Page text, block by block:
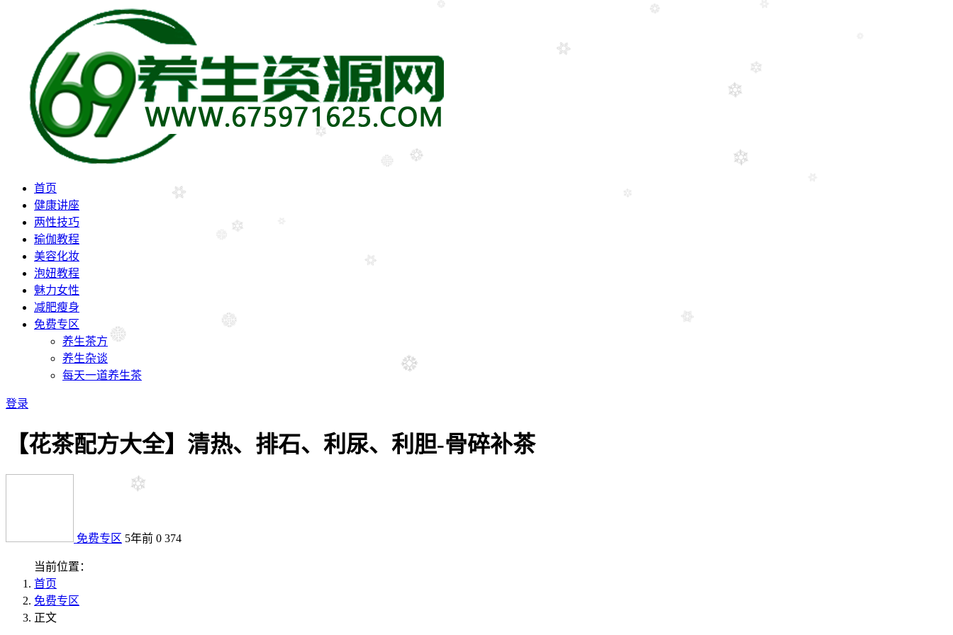
首页
健康讲座
两性技巧
瑜伽教程
美容化妆
泡妞教程
魅力女性
减肥瘦身
免费专区
养生茶方
养生杂谈
每天一道养生茶
登录
【花茶配方大全】清热、排石、利尿、利胆-骨碎补茶
免费专区 5年前 0 374
当前位置：
首页
免费专区
正文